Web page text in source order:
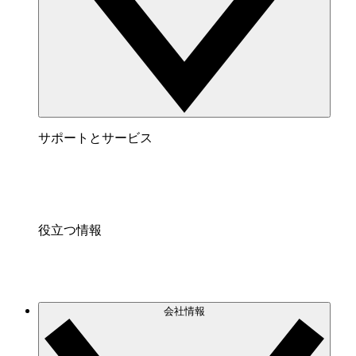
サポートとサービス
役立つ情報
会社情報